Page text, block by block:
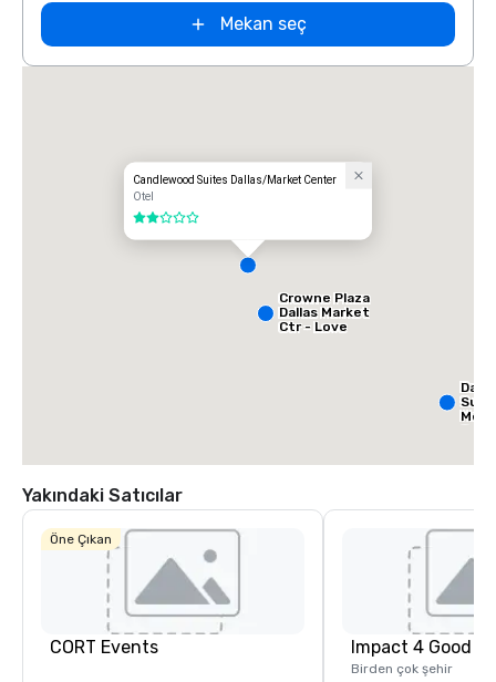
Mekan seç
Candlewood Suites Dallas/Market Center
Otel
2 / 5
Crowne Plaza
Dallas Market
Ctr - Love
Yakındaki Satıcılar
Öne Çıkan
CORT Events Impact 4 Good
Birden çok şehir